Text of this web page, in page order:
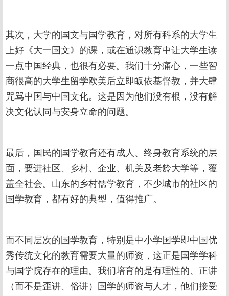
其次，大学的国文与国学教育，对所有科系的大学生
上好《大一国文》的课，或在通识教育中让大学生读
一点中国经典，也很有必要。我们十分痛心，一些智
商很高的大学生留学欧美后立即皈依基督教，并大肆
咒骂中国与中国文化。这是因为他们没有根，没有解
决文化认同与安身立命的问题。
最后，国民的国学教育还有成人、终身教育系统的层
面，要进社区、乡村、企业、机关及老龄大学等，覆
盖全社会。山东的乡村儒学教育，不少城市的社区的
国学教育，都有好的典型，值得推广。
而不同层次的国学教育，特别是中小学国学即中国优
秀传统文化的教育需要大量的师资，这正是国学学科
与国学院存在的理由。我们培育的是有理性的、正讲
（而不是歪讲、俗讲）国学的师资与人才，他们接受